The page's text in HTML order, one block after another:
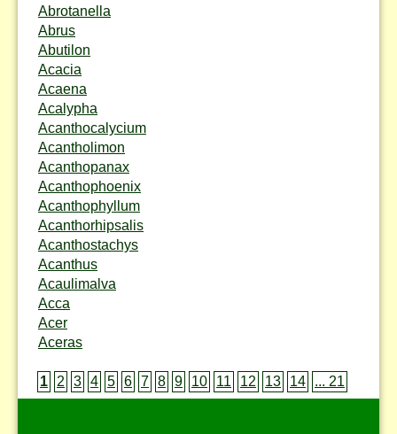
Abrotanella
Abrus
Abutilon
Acacia
Acaena
Acalypha
Acanthocalycium
Acantholimon
Acanthopanax
Acanthophoenix
Acanthophyllum
Acanthorhipsalis
Acanthostachys
Acanthus
Acaulimalva
Acca
Acer
Aceras
1 2 3 4 5 6 7 8 9 10 11 12 13 14 ... 21